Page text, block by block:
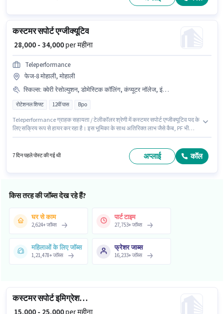
कस्टमर सपोर्ट एग्जीक्यूटिव
₹ 28,000 - 34,000per महीना
Teleperformance
फेज-8 मोहाली, मोहाली
स्किल्स: क्वेरी रेसोल्युशन, डोमेस्टिक कॉलिंग, कंप्यूटर नॉलेज, इंटरनेशनल कॉलिंग
रोटेशनल शिफ्ट 12वीं पास Bpo
Teleperformance ग्राहक सहायता / टेलीकॉलर श्रेणी में कस्टमर सपोर्ट एग्जीक्यूटिव पद के
लिए सक्रिय रूप से हायर कर रहा है। इस भूमिका के साथ अतिरिक्त लाभ जैसे कैब, PF भी
लिए उम्मीदवार के पास कंप्यूटर नॉलेज, डोमेस्टिक कॉलिंग, इंटरनेशनल कॉलिंग, क्वेरी
7 दिन पहले पोस्ट की गई थी अप्लाई कॉल
किस तरह की जॉब्स देख रहे हैं?
घर से काम
2,624+जॉब्स
पार्ट टाइम
27,753+जॉब्स
महिलाओं के लिए जॉब्स
1,21,478+जॉब्स
फ्रेशर जाब्स
16,233+जॉब्स
कस्टमर सपोर्ट इमिग्रेशन कंसल्टेंट